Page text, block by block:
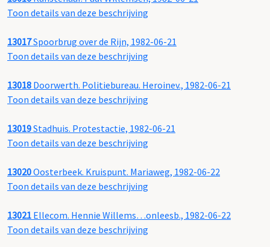
Toon details van deze beschrijving
13017Spoorbrug over de Rijn, 1982-06-21
Toon details van deze beschrijving
13018 Doorwerth. Politiebureau. Heroinev., 1982-06-21
Toon details van deze beschrijving
13019Stadhuis. Protestactie, 1982-06-21
Toon details van deze beschrijving
13020Oosterbeek. Kruispunt. Mariaweg, 1982-06-22
Toon details van deze beschrijving
13021 Ellecom. Hennie Willems…onleesb., 1982-06-22
Toon details van deze beschrijving